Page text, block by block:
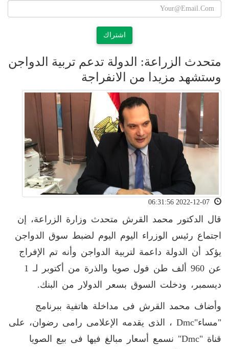
اشتراك
متحدث الزراعة: الدولة تدعم تربية الدواجن
وستشهد مزيدا من الانفراجة
قال الدكتور محمد القرش متحدث وزارة الزراعة، إن
اجتماع رئيس الوزراء اليوم اليوم لضبط سوق الدواجن
يؤكد أن الدولة داعمة لتربية الدواجن وأنه تم الإفراج
عن 960 ألف طن فول صويا والذرة من أكتوبر لـ 1
ديسمبر، ودخلت السوق بسعر الدولار من البنك.
وأضاف محمد القرش فى مداخلة هاتفية ببرنامج
"مساءDmc" ، الذى يقدمه الإعلامى رامى رضوان، على
قناة "dmc" نسمع أسعار مبالغ فيها فى بيع الصويا